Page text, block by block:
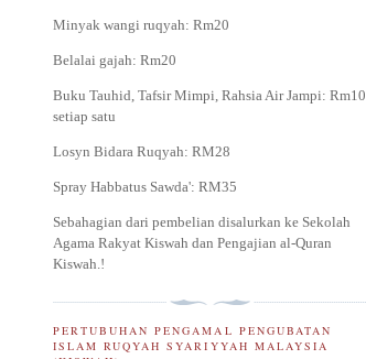
Minyak wangi ruqyah: Rm20
Belalai gajah: Rm20
Buku Tauhid, Tafsir Mimpi, Rahsia Air Jampi: Rm10
setiap satu
Losyn Bidara Ruqyah: RM28
Spray Habbatus Sawda': RM35
Sebahagian dari pembelian disalurkan ke Sekolah
Agama Rakyat Kiswah dan Pengajian al-Quran
Kiswah.!
PERTUBUHAN PENGAMAL PENGUBATAN
ISLAM RUQYAH SYARIYYAH MALAYSIA